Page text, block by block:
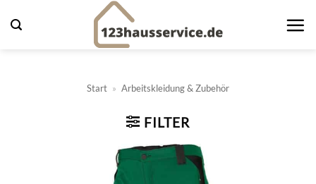
Inhalt
Start » Arbeitskleidung & Zubehör
FILTER